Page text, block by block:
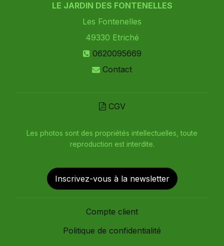
LE JARDIN DES FONTENELLES
Les Fontenelles
49330 Etriché
0620095669
Contact
CGV
Les photos sont des propriétés intellectuelles, toute
reproduction est interdite.
Inscrivez-vous à la newsletter
Compte client
Politique de confidentialité